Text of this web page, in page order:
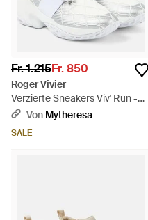
Fr. 1.215Fr. 850
Roger Vivier
Verzierte Sneakers Viv' Run -
WeißVon Mytheresa
SALE